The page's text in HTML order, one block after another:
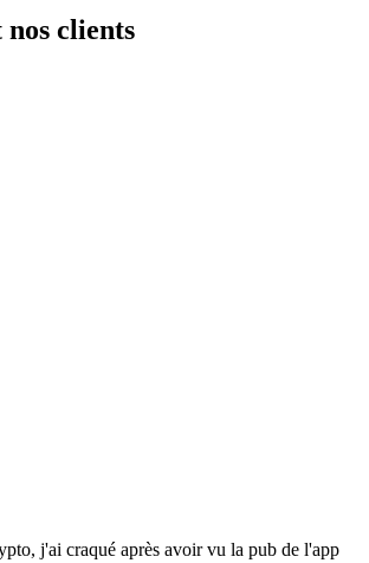
nos clients
j'ai craqué après avoir vu la pub de l'app